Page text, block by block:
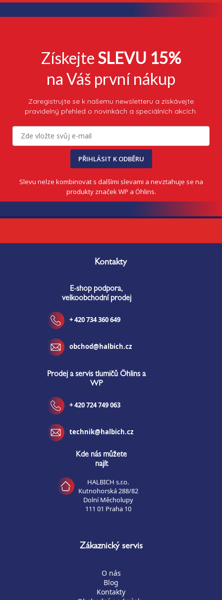
Získejte SLEVU 15%
na Váš první nákup
Zaregistrujte se k našemu newsletteru a získávejte
pravidelný přehled o novinkách a speciálních akcích.
PŘIHLÁSIT K ODBĚRU
Slevu nelze kombinovat s dalšími slevami a nevztahuje se na
produkty značek WP a Öhlins.
Kontakty
E-shop podpora,
velkoobchodní prodej
+ 420 734 360 649
obchod@halbich.cz
Prodej a servis tlumičů Öhlins a
WP
+ 420 724 749 063
technik@halbich.cz
Kde nás můžete
najít
HALBICH s.r.o.
Kutnohorská 288/82
Dolní Měcholupy
111 01 Praha 10
Zákaznický servis
O nás
Blog
Kontakty